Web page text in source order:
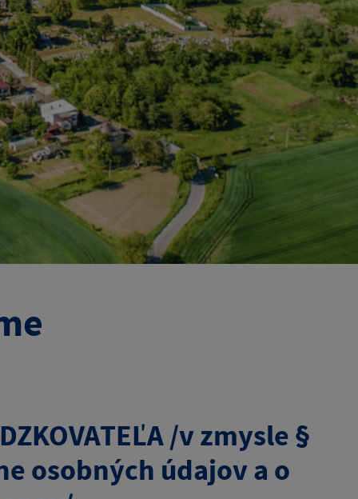
/v zmysle §
osobných údajov a o